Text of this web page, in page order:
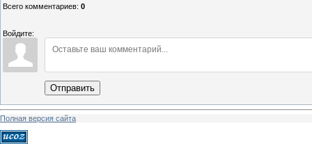
Всего комментариев: 0
Войдите:
Отправить
Полная версия сайта